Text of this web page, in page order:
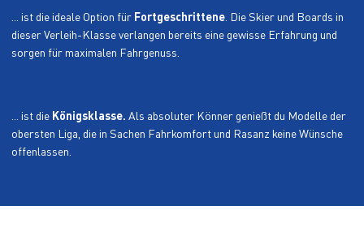
... ist die ideale Option für Fortgeschrittene . Die Skier und Boards in
dieser Verleih-Klasse verlangen bereits eine gewisse Erfahrung und
sorgen für maximalen Fahrgenuss.
... ist die Königsklasse. Als absoluter Könner genießt du Modelle der
obersten Liga, die in Sachen Fahrkomfort und Rasanz keine Wünsche
offenlassen.